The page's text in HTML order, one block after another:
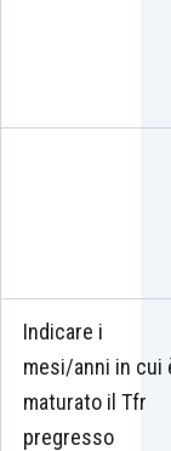
Indicare i
mesi/anni in cui
maturato il Tfr
pregresso